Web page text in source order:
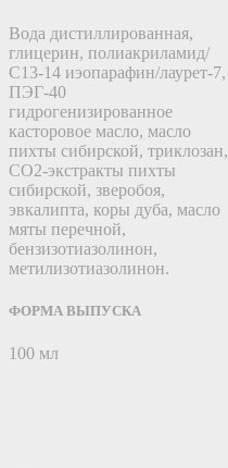
Вода дистиллированная,
глицерин, полиакриламид/
С13-14 иэопарафин/лаурет-7,
ПЭГ-40
гидрогенизированное
касторовое масло, масло
пихты сибирской, триклозан,
СО2-экстракты пихты
сибирской, зверобоя,
эвкалипта, коры дуба, масло
мяты перечной,
бензизотиазолинон,
метилизотиазолинон.
ФОРМА ВЫПУСКА
100 мл